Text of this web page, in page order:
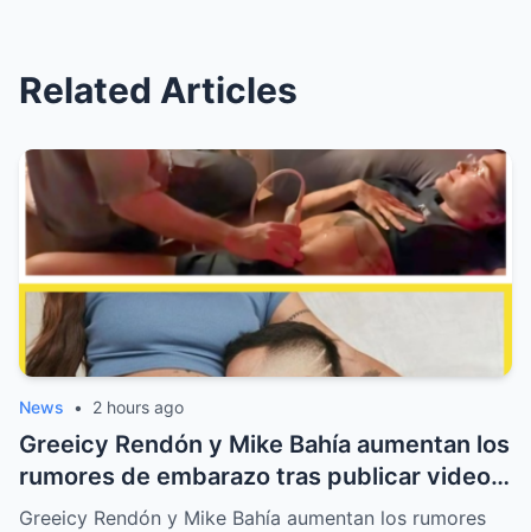
Related Articles
News • 2 hours ago
Greeicy Rendón y Mike Bahía aumentan los
rumores de embarazo tras publicar video
de una ecografía
Greeicy Rendón y Mike Bahía aumentan los rumores